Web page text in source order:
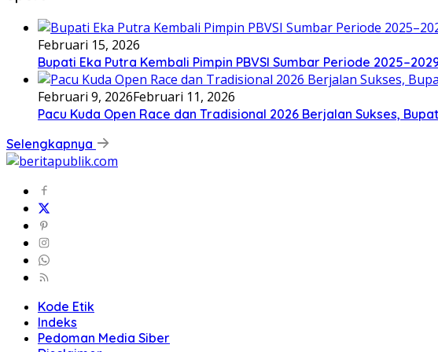
Februari 15, 2026
Bupati Eka Putra Kembali Pimpin PBVSI Sumbar Periode
Februari 9, 2026Februari 11, 2026
Pacu Kuda Open Race dan Tradisional 2026 Berjalan Sukses,
Selengkapnya
Kode Etik
Indeks
Pedoman Media Siber